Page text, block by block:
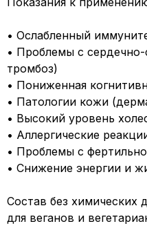
• Ослабленный
• Проблемы с
тромбоз)
• Пониженная
• Патологии кожи
• Высокий уровень
• Аллергические
• Проблемы с
• Снижение энергии и
Состав без химических
для веганов и